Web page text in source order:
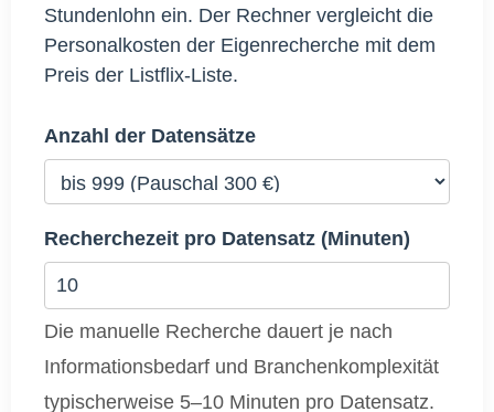
Stundenlohn ein. Der Rechner vergleicht die
Personalkosten der Eigenrecherche mit dem
Preis der Listflix‑Liste.
Anzahl der Datensätze
Recherchezeit pro Datensatz (Minuten)
Die manuelle Recherche dauert je nach
Informationsbedarf und Branchenkomplexität
typischerweise 5–10 Minuten pro Datensatz.